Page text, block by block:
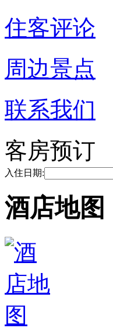
住客评论
周边景点
联系我们
客房预订
入住日期:
酒店地图